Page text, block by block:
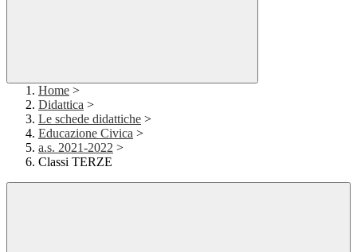
Home >
Didattica >
Le schede didattiche >
Educazione Civica >
a.s. 2021-2022 >
Classi TERZE